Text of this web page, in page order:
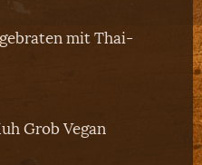
mit Thai-
Muh Grob Vegan